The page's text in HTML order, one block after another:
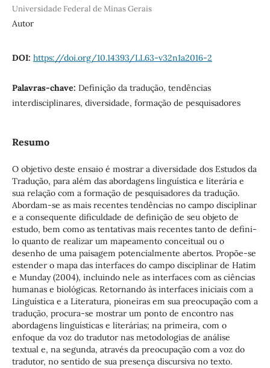
Universidade Federal de Minas Gerais
Autor
DOI: https://doi.org/10.14393/LL63-v32n1a2016-2
Palavras-chave: Definição da tradução, tendências
interdisciplinares, diversidade, formação de pesquisadores
Resumo
O objetivo deste ensaio é mostrar a diversidade dos Estudos da
Tradução, para além das abordagens linguística e literária e
sua relação com a formação de pesquisadores da tradução.
Abordam-se as mais recentes tendências no campo disciplinar
e a consequente dificuldade de definição de seu objeto de
estudo, bem como as tentativas mais recentes tanto de defini-
lo quanto de realizar um mapeamento conceitual ou o
desenho de uma paisagem potencialmente abertos. Propõe-se
estender o mapa das interfaces do campo disciplinar de Hatim
e Munday (2004), incluindo nele as interfaces com as ciências
humanas e biológicas. Retornando às interfaces iniciais com a
Linguística e a Literatura, pioneiras em sua preocupação com a
tradução, procura-se mostrar um ponto de encontro nas
abordagens linguísticas e literárias; na primeira, com o
enfoque da voz do tradutor nas metodologias de análise
textual e, na segunda, através da preocupação com a voz do
tradutor, no sentido de sua presença discursiva no texto.